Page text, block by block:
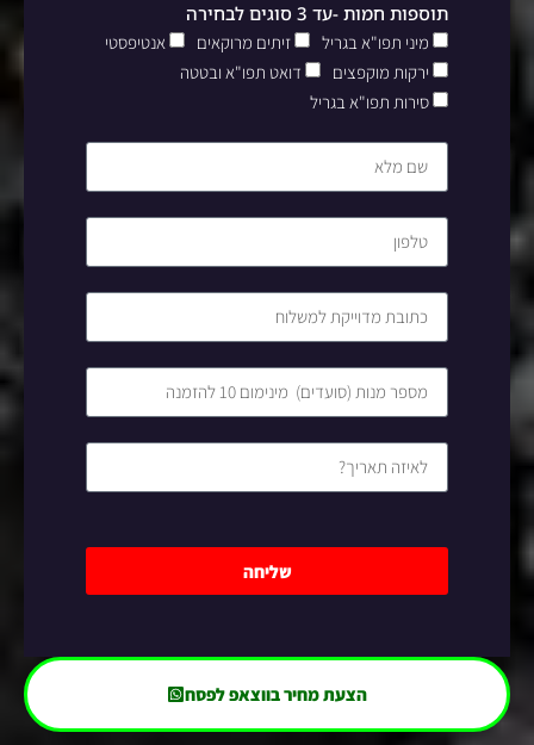
תוספות חמות -עד 3 סוגים לבחירה
מיני תפו"א בגריל זיתים מרוקאים
אנטיפסטי
ירקות מוקפצים
דואט תפו"א ובטטה
סירות תפו"א בגריל
שליחה
הצעת מחיר בווצאפ לפסח